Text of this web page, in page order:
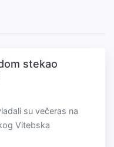
stekao
su večeras na
Vitebska